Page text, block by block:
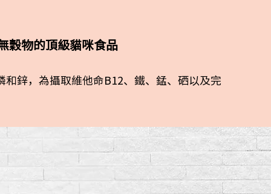
穀物的頂級貓咪食品
鋅，為攝取維他命B12、鐵、錳、硒以及完